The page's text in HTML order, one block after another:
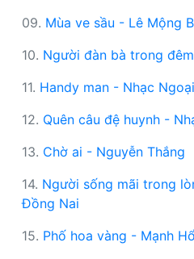
09. Mùa ve sầu - Lê Mộng
10. Người đàn bà trong
11. Handy man - Nhạc Ngoại
12. Quên câu đệ huynh -
13. Chờ ai - Nguyễn Thắng
14. Người sống mãi trong
Đồng Nai
15. Phố hoa vàng - Mạnh Hổ